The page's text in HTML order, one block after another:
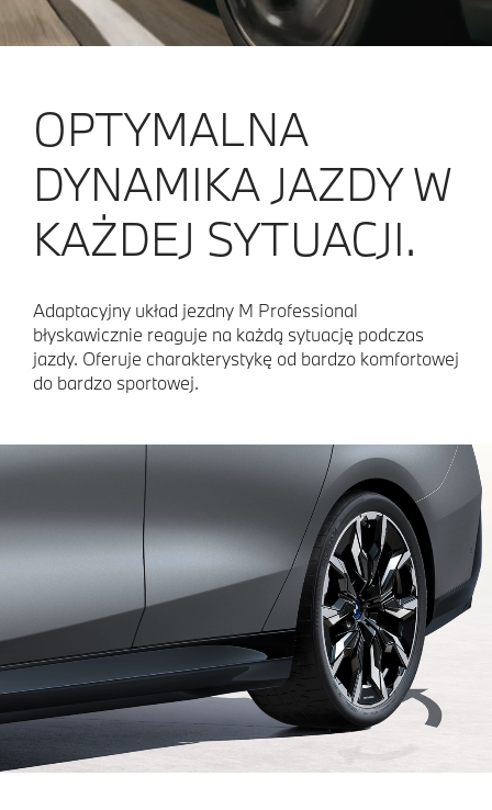
OPTYMALNA
DYNAMIKA JAZDY W
KAŻDEJ SYTUACJI.
Adaptacyjny układ jezdny M Professional
błyskawicznie reaguje na każdą sytuację podczas
jazdy. Oferuje charakterystykę od bardzo komfortowej
do bardzo sportowej.